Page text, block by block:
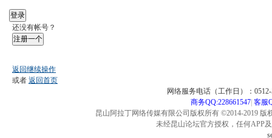
登录
还没有帐号？
注册一个
返回继续操作
或者 返回首页
网络服务电话（工作日）：
商务QQ:228661547| 客服
昆山阿拉丁网络传媒有限公司版权所有 ©2014-2019
未经昆山论坛官方授权，任何APP